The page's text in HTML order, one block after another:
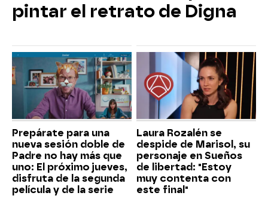
pintar el retrato de Digna
Prepárate para una
nueva sesión doble de
Padre no hay más que
uno: El próximo jueves,
disfruta de la segunda
película y de la serie
Laura Rozalén se
despide de Marisol, su
personaje en Sueños
de libertad: "Estoy
muy contenta con
este final"